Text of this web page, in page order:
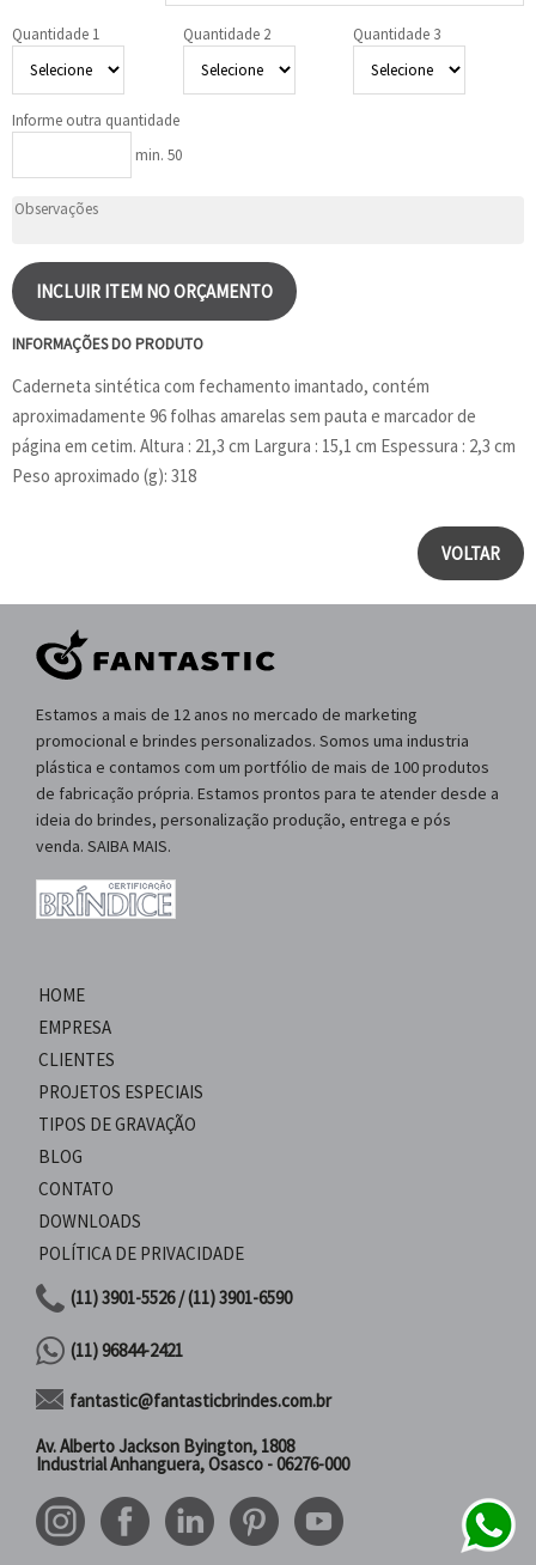
Quantidade 1 Quantidade 2 Quantidade 3
Informe outra quantidade
min. 50
INCLUIR ITEM NO ORÇAMENTO
INFORMAÇÕES DO PRODUTO
Caderneta sintética com fechamento imantado, contém
aproximadamente 96 folhas amarelas sem pauta e marcador de
página em cetim. Altura : 21,3 cm Largura : 15,1 cm Espessura : 2,3 cm
Peso aproximado (g): 318
VOLTAR
Estamos a mais de 12 anos no mercado de marketing
promocional e brindes personalizados. Somos uma industria
plástica e contamos com um portfólio de mais de 100 produtos
de fabricação própria. Estamos prontos para te atender desde a
ideia do brindes, personalização produção, entrega e pós
venda. SAIBA MAIS.
HOME
EMPRESA
CLIENTES
PROJETOS ESPECIAIS
TIPOS DE GRAVAÇÃO
BLOG
CONTATO
DOWNLOADS
POLÍTICA DE PRIVACIDADE
(11) 3901-5526 / (11) 3901-6590
(11) 96844-2421
fantastic@fantasticbrindes.com.br
Av. Alberto Jackson Byington, 1808
Industrial Anhanguera, Osasco - 06276-000